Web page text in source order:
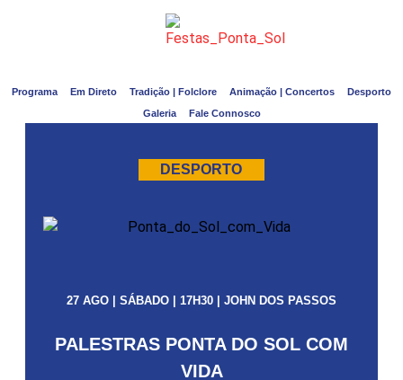
Programa Em Direto Tradição | Folclore Animação | Concertos
Desporto
Galeria
Fale Connosco
DESPORTO
27 AGO | SÁBADO | 17H30 | JOHN DOS PASSOS
PALESTRAS PONTA DO SOL COM
VIDA